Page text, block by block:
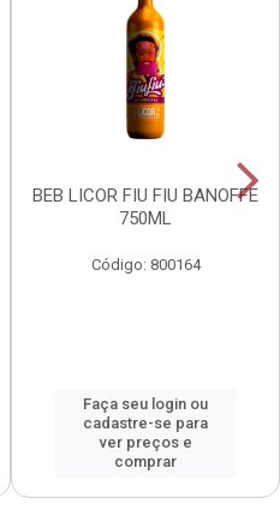
BEB LICOR FIU FIU BANOFFE
750ML
Código: 800164
Faça seu login ou
cadastre-se para
ver preços e
comprar